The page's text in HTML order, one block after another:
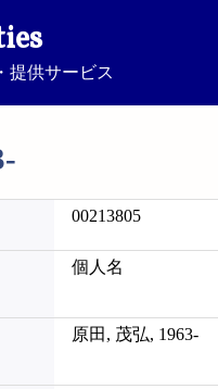
提供サービス
00213805
個人名
原田, 茂弘, 1963-